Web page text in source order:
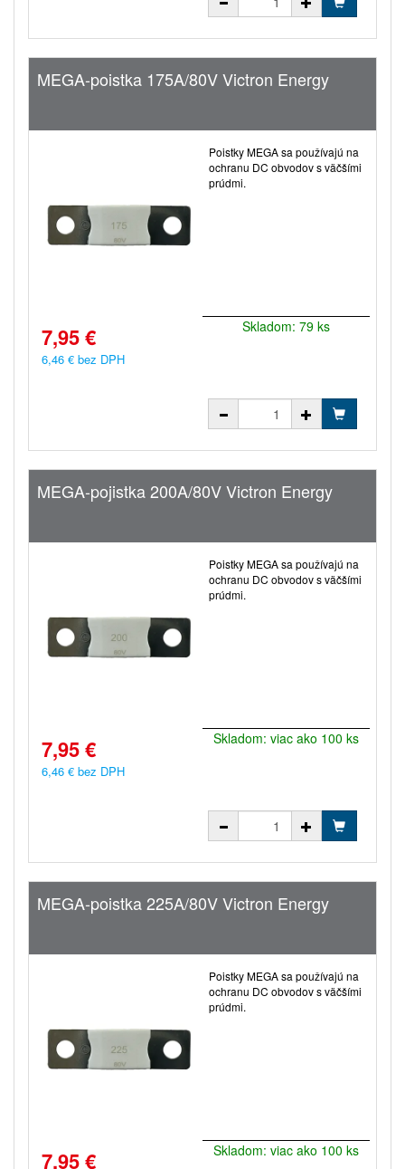
MEGA-poistka 175A/80V Victron Energy
Poistky MEGA sa používajú na
ochranu DC obvodov s väčšími
prúdmi.
7,95 €
6,46 € bez DPH
Skladom: 79 ks
MEGA-pojistka 200A/80V Victron Energy
Poistky MEGA sa používajú na
ochranu DC obvodov s väčšími
prúdmi.
7,95 €
6,46 € bez DPH
Skladom: viac ako 100 ks
MEGA-poistka 225A/80V Victron Energy
Poistky MEGA sa používajú na
ochranu DC obvodov s väčšími
prúdmi.
7,95 € Skladom: viac ako 100 ks